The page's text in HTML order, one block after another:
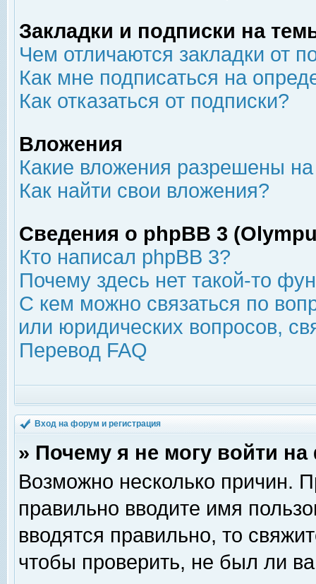
Закладки и подписки на
Чем отличаются закладки от
Как мне подписаться на
Как отказаться от подписки?
Вложения
Какие вложения разрешены
Как найти свои вложения?
Сведения о phpBB 3
Кто написал phpBB 3?
Почему здесь нет такой-то
С кем можно связаться по
или юридических вопросов,
Перевод FAQ
Вход на форум и регистрация
» Почему я не могу войти
Возможно несколько причин.
правильно вводите имя
вводятся правильно, то
чтобы проверить, не был ли